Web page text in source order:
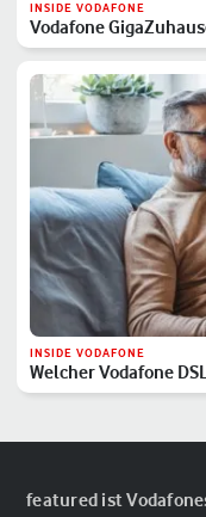
INSIDE VODAFONE
Vodafone
INSIDE VODAFONE
Welcher Vodafone
featured ist